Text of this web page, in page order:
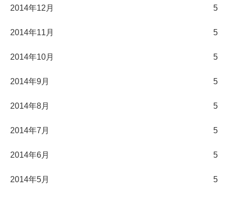
2014年12月 5
2014年11月 5
2014年10月 5
2014年9月 5
2014年8月 5
2014年7月 5
2014年6月 5
2014年5月 5